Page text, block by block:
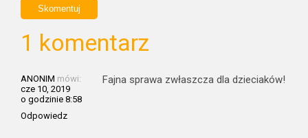
1 komentarz
ANONIM mówi:
cze 10, 2019
o godzinie 8:58
Odpowiedz
Fajna sprawa zwłaszcza dla dzieciaków!